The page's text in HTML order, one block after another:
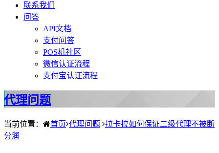
联系我们
问答
API文档
支付问答
POS机社区
微信认证流程
支付宝认证流程
代理问题
当前位置： 首页 代理问题
拉卡拉如何保证二级代理不被断
分润